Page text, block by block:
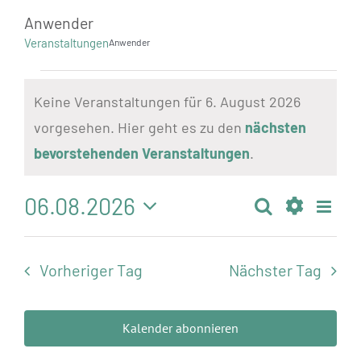
Jobs
Kontakt
Anwender
VeranstaltungenAnwender
für
6.
August
Hinweis
Keine Veranstaltungen für 6. August 2026
vorgesehen. Hier geht es zu den nächsten
bevorstehenden Veranstaltungen.
Suche
und
Navigation
Suche Tag
06.08.2026
Datum
Vorheriger Tag Nächster Tag
Kalender abonnieren